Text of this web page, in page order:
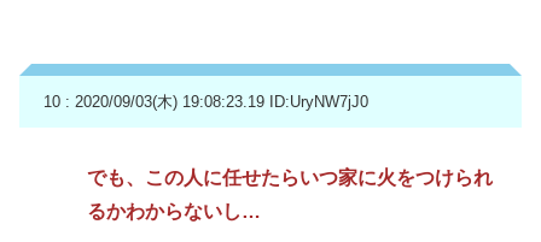
10 : 2020/09/03(木) 19:08:23.19 ID:UryNW7jJ0
でも、この人に任せたらいつ家に火をつけられ
るかわからないし…